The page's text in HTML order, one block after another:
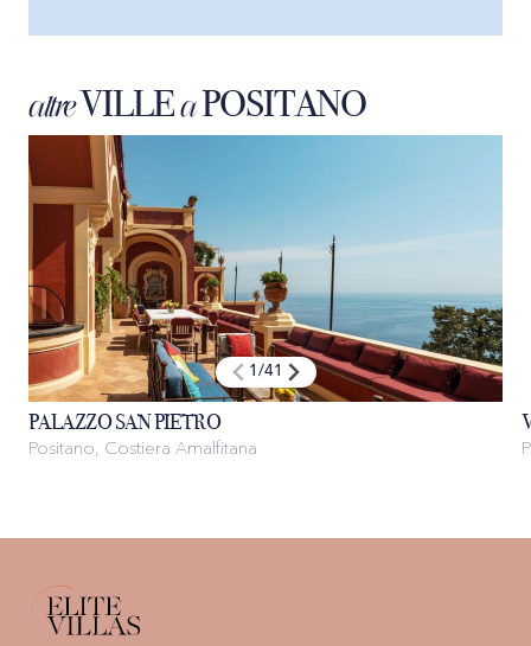
altreVILLEaPOSITANO
1 /41
PALAZZO SAN PIETRO
Positano, Costiera Amalfitana